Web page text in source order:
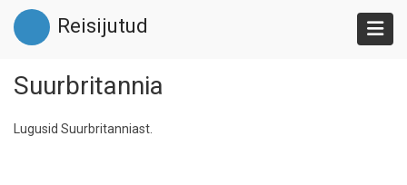
Liigu
edasi
põhisisu
Reisijutud
Suurbritannia
Lugusid Suurbritanniast.